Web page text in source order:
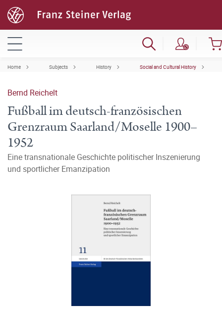
Home Subjects History Social and Cultural History
Bernd Reichelt
Fußball im deutsch-französischen
Grenzraum Saarland/Moselle 1900–
1952
Eine transnationale Geschichte politischer Inszenierung
und sportlicher Emanzipation